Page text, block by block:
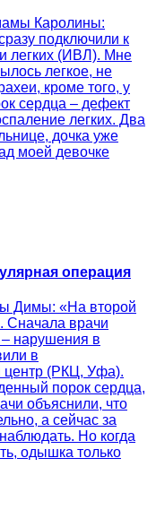
Каролины:
подключили к
легких (ИВЛ). Мне
легкое, не
кроме того, у
сердца – дефект
легких. Два
дочка уже
моей девочке
операция
Димы: «На второй
Сначала врачи
нарушения в
в
центр (РКЦ, Уфа).
порок сердца,
объяснили, что
а сейчас за
Но когда
одышка только